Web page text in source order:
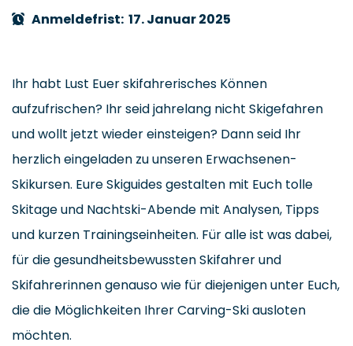
Anmeldefrist: 17. Januar 2025
Ihr habt Lust Euer skifahrerisches Können
aufzufrischen? Ihr seid jahrelang nicht Skigefahren
und wollt jetzt wieder einsteigen? Dann seid Ihr
herzlich eingeladen zu unseren Erwachsenen-
Skikursen. Eure Skiguides gestalten mit Euch tolle
Skitage und Nachtski-Abende mit Analysen, Tipps
und kurzen Trainingseinheiten. Für alle ist was dabei,
für die gesundheitsbewussten Skifahrer und
Skifahrerinnen genauso wie für diejenigen unter Euch,
die die Möglichkeiten Ihrer Carving-Ski ausloten
möchten.